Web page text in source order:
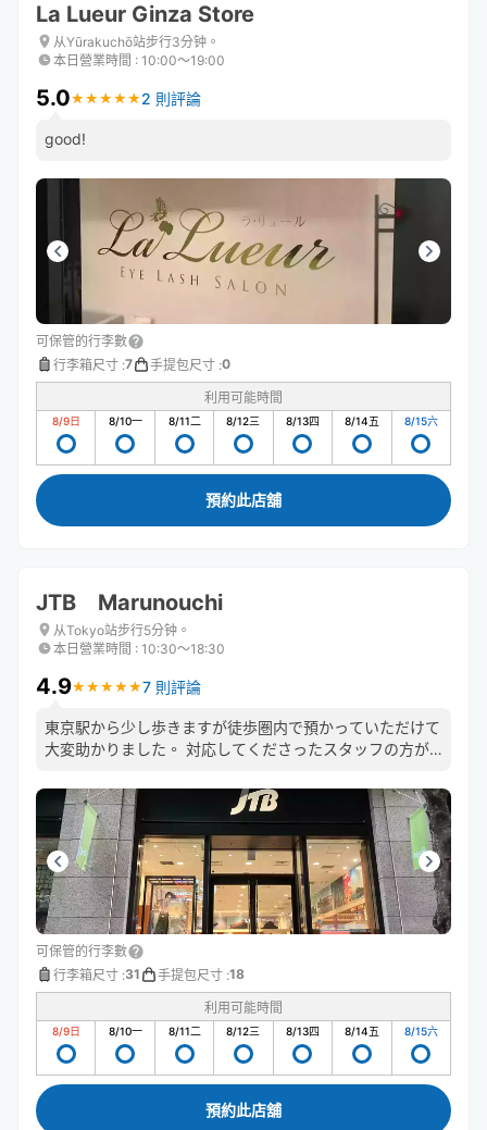
La Lueur Ginza Store
从Yūrakuchō站步行3分钟。
本日營業時間 : 10:00〜19:00
5.0★ ★ ★ ★ ★
★ ★ ★ ★ ★ 2 則評論
good!
可保管的行李數
行李箱尺寸 :7 手提包尺寸 :0
利用可能時間
8/9日 8/10一 8/11二 8/12三 8/13四 8/14五 8/15六
預約此店舖
JTB Marunouchi
从Tokyo站步行5分钟。
本日營業時間 : 10:30〜18:30
4.9★ ★ ★ ★ ★
★ ★ ★ ★ ★7 則評論
東京駅から少し歩きますが徒歩圏内で預かっていただけて
大変助かりました。 対応してくださったスタッフの方が
てと笑顔で話してくださってすごく嬉しかったです！あり
がとうございました！
可保管的行李數
行李箱尺寸 :31 手提包尺寸 :18
利用可能時間
8/9日 8/10一 8/11二 8/12三 8/13四 8/14五 8/15六
預約此店舖